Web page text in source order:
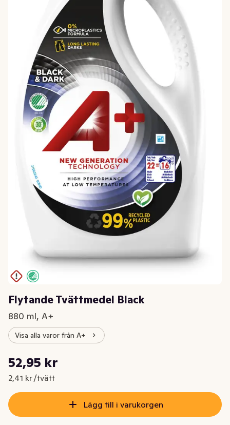
Flytande Tvättmedel Black
880 ml, A+
Visa alla varor från A+
Nuvarande pris är: 52,95 kr
52,95 kr
2,41 kr /tvätt
Styckpris: 2,41 kr /tvätt
Lägg till i varukorgen